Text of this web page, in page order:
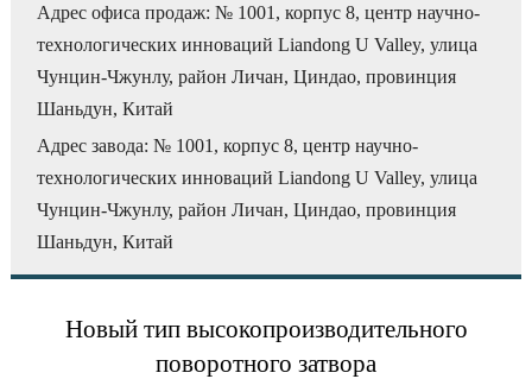
Адрес офиса продаж: № 1001, корпус 8, центр научно-
технологических инноваций Liandong U Valley, улица
Чунцин-Чжунлу, район Личан, Циндао, провинция
Шаньдун, Китай
Адрес завода: № 1001, корпус 8, центр научно-
технологических инноваций Liandong U Valley, улица
Чунцин-Чжунлу, район Личан, Циндао, провинция
Шаньдун, Китай
Новый тип высокопроизводительного
поворотного затвора